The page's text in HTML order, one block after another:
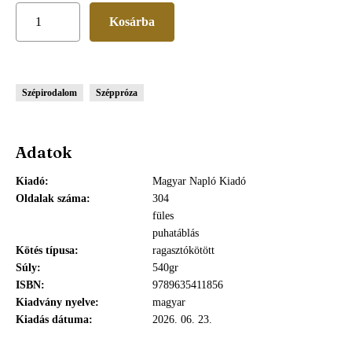
Szépirodalom Széppróza
Adatok
Kiadó
Magyar Napló Kiadó
Oldalak száma
304
Kötés típusa
füles
puhatáblás
ragasztókötött
Súly
540gr
ISBN
9789635411856
Kiadvány nyelve
magyar
Kiadás dátuma
2026. 06. 23.